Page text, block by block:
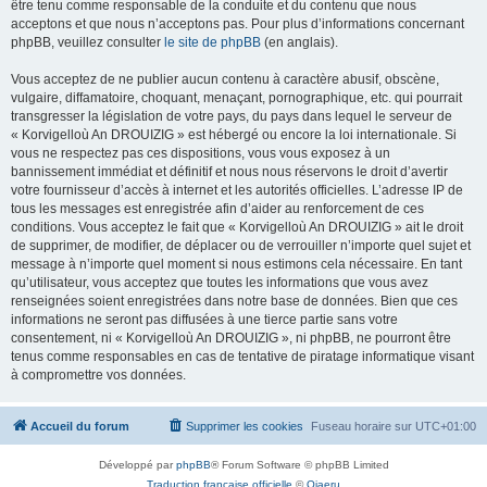
être tenu comme responsable de la conduite et du contenu que nous
acceptons et que nous n’acceptons pas. Pour plus d’informations concernant
phpBB, veuillez consulter le site de phpBB (en anglais).
Vous acceptez de ne publier aucun contenu à caractère abusif, obscène,
vulgaire, diffamatoire, choquant, menaçant, pornographique, etc. qui pourrait
transgresser la législation de votre pays, du pays dans lequel le serveur de
« Korvigelloù An DROUIZIG » est hébergé ou encore la loi internationale. Si
vous ne respectez pas ces dispositions, vous vous exposez à un
bannissement immédiat et définitif et nous nous réservons le droit d’avertir
votre fournisseur d’accès à internet et les autorités officielles. L’adresse IP de
tous les messages est enregistrée afin d’aider au renforcement de ces
conditions. Vous acceptez le fait que « Korvigelloù An DROUIZIG » ait le droit
de supprimer, de modifier, de déplacer ou de verrouiller n’importe quel sujet et
message à n’importe quel moment si nous estimons cela nécessaire. En tant
qu’utilisateur, vous acceptez que toutes les informations que vous avez
renseignées soient enregistrées dans notre base de données. Bien que ces
informations ne seront pas diffusées à une tierce partie sans votre
consentement, ni « Korvigelloù An DROUIZIG », ni phpBB, ne pourront être
tenus comme responsables en cas de tentative de piratage informatique visant
à compromettre vos données.
Accueil du forum Fuseau horaire sur UTC+01:00
Supprimer les cookies
Développé parphpBB® Forum Software © phpBB Limited
Traduction française officielle ©Qiaeru